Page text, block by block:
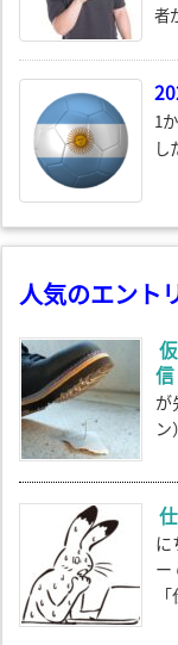
者
1
し
人気のエント
が
に
ー